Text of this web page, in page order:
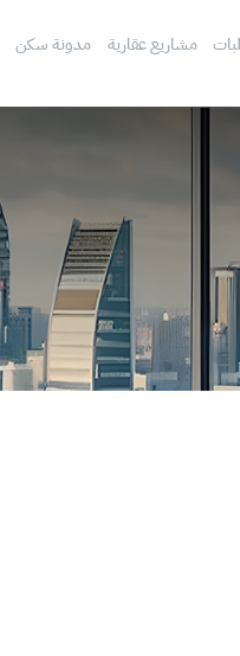
مشاريع عقارية مدونة سكن